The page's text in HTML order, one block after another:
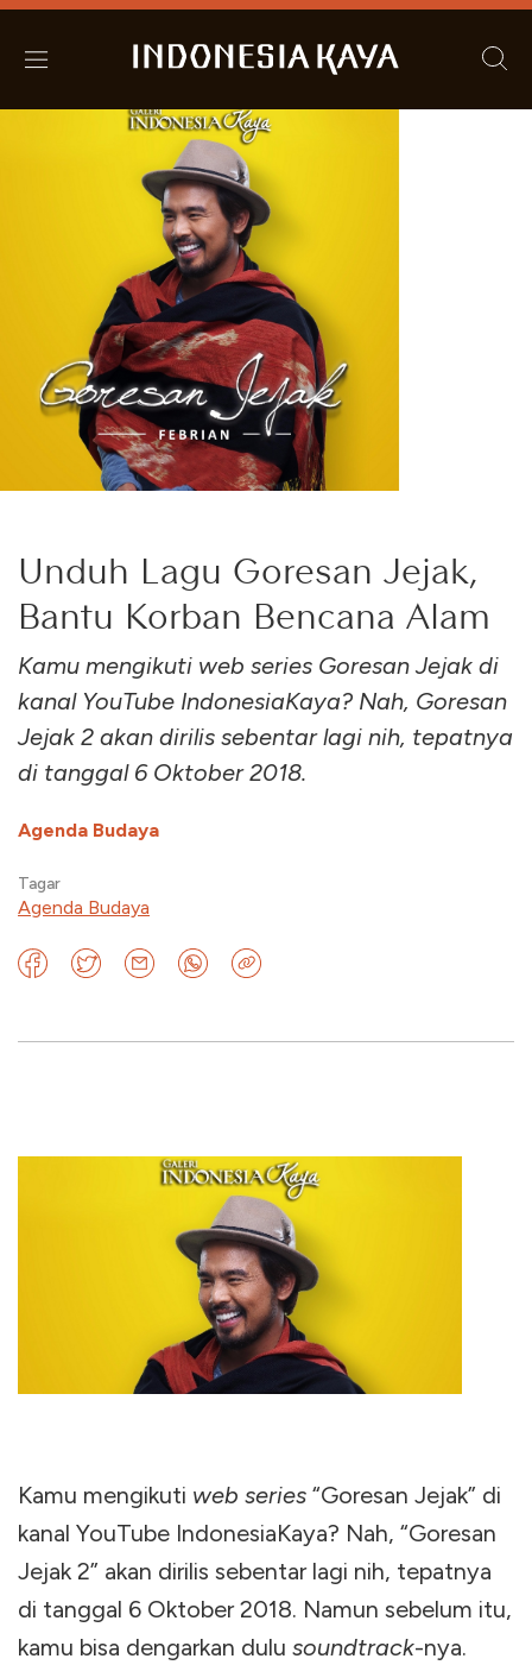
Unduh Lagu Goresan Jejak,
Bantu Korban Bencana Alam
Kamu mengikuti web series Goresan Jejak di
kanal YouTube IndonesiaKaya? Nah, Goresan
Jejak 2 akan dirilis sebentar lagi nih, tepatnya
di tanggal 6 Oktober 2018.
Agenda Budaya
Tagar
Agenda Budaya
Kamu mengikuti web series “Goresan Jejak” di
kanal YouTube IndonesiaKaya? Nah, “Goresan
Jejak 2” akan dirilis sebentar lagi nih, tepatnya
di tanggal 6 Oktober 2018. Namun sebelum itu,
kamu bisa dengarkan dulu soundtrack-nya.